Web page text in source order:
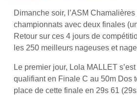
Dimanche soir, l’ASM
championnats avec deux finales
Retour sur ces 4 jours de
les 250 meilleurs nageuses et
Le premier jour, Lola MALLET
qualifiant en Finale C au 50m Dos
place de cette finale en 29s 61